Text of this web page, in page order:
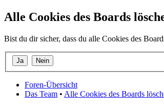
Alle Cookies des Boards
Bist du dir sicher, dass du alle Cookies des
Foren-Übersicht
Das Team • Alle Cookies des Boards